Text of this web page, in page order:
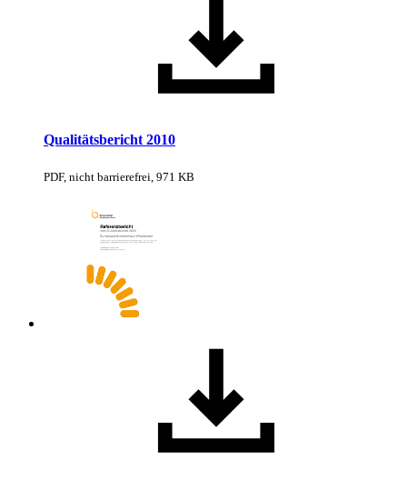
Qualitätsbericht 2010
PDF, nicht barrierefrei, 971 KB